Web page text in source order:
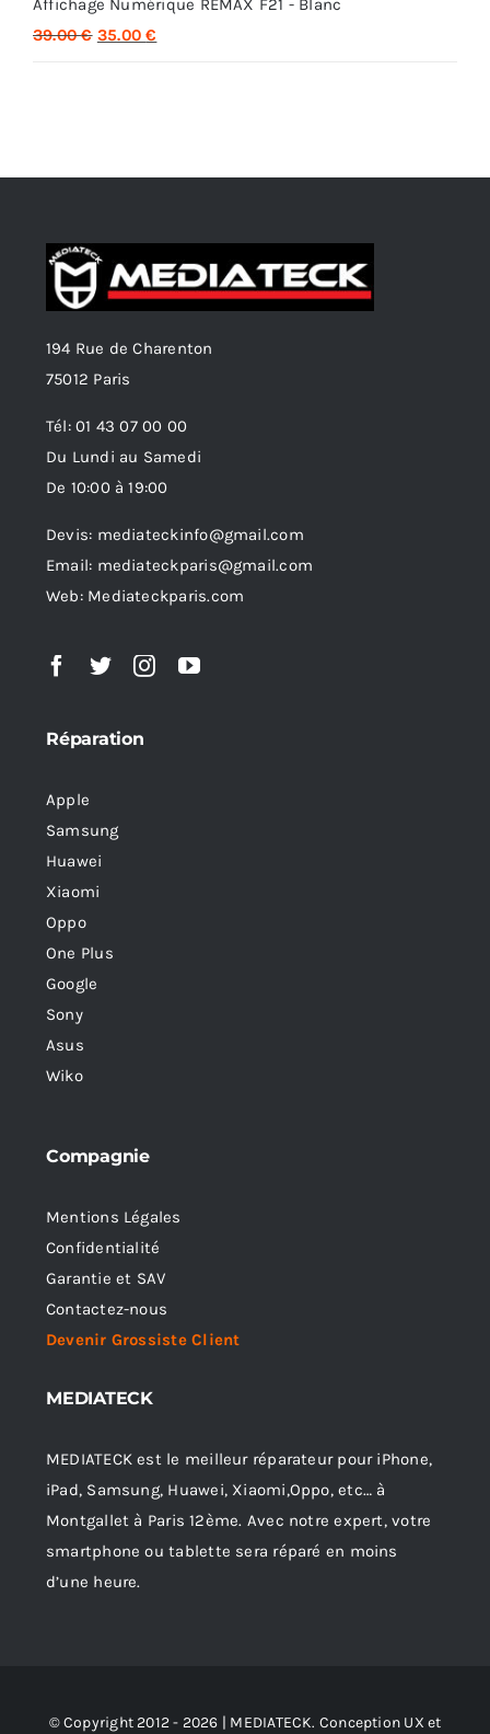
35.00 €.29.00 €.
Affichage Numérique REMAX F21 - Blanc
39.00€ Le
35.00€
194 Rue de Charenton
75012 Paris
Tél: 01 43 07 00 00
Du Lundi au Samedi
De 10:00 à 19:00
Devis: mediateckinfo@gmail.com
Email: mediateckparis@gmail.com
Web: Mediateckparis.com
Réparation
Apple
Samsung
Huawei
Xiaomi
Oppo
One Plus
Google
Sony
Asus
Wiko
Compagnie
Mentions Légales
Confidentialité
Garantie et SAV
Contactez-nous
Devenir Grossiste Client
MEDIATECK
MEDIATECK est le meilleur réparateur pour iPhone,
iPad, Samsung, Huawei, Xiaomi,Oppo, etc… à
Montgallet à Paris 12ème. Avec notre expert, votre
smartphone ou tablette sera réparé en moins
d’une heure.
© Copyright 2012 - 2026 | MEDIATECK. Conception UX et